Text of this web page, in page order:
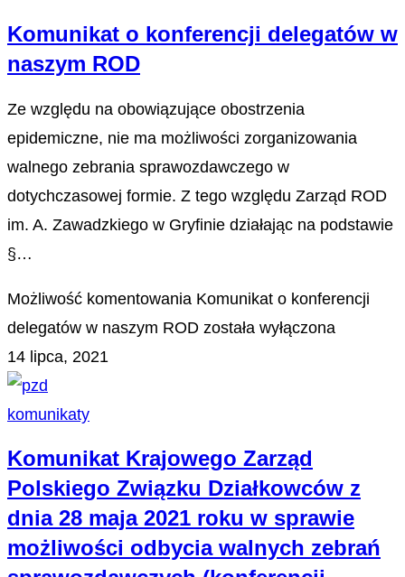
Komunikat o konferencji delegatów w
naszym ROD
Ze względu na obowiązujące obostrzenia
epidemiczne, nie ma możliwości zorganizowania
walnego zebrania sprawozdawczego w
dotychczasowej formie. Z tego względu Zarząd ROD
im. A. Zawadzkiego w Gryfinie działając na podstawie
§…
Możliwość komentowania Komunikat o konferencji
delegatów w naszym ROD została wyłączona
14 lipca, 2021
komunikaty
Komunikat Krajowego Zarząd
Polskiego Związku Działkowców z
dnia 28 maja 2021 roku w sprawie
możliwości odbycia walnych zebrań